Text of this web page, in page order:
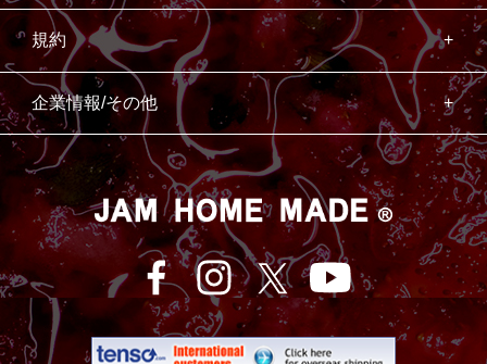
規約
企業情報/その他